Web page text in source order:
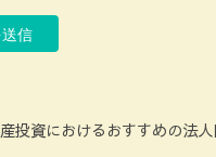
投資におけるおすすめの法人